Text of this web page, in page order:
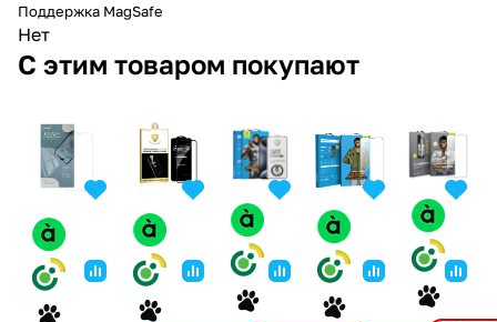
Поддержка MagSafe
Нет
С этим товаром покупают